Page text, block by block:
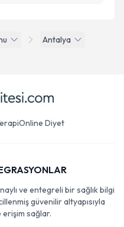
Antalya
Online Diyet
ve entegreli bir sağlık bilgi
güvenilir altyapısıyla
erişim sağlar.